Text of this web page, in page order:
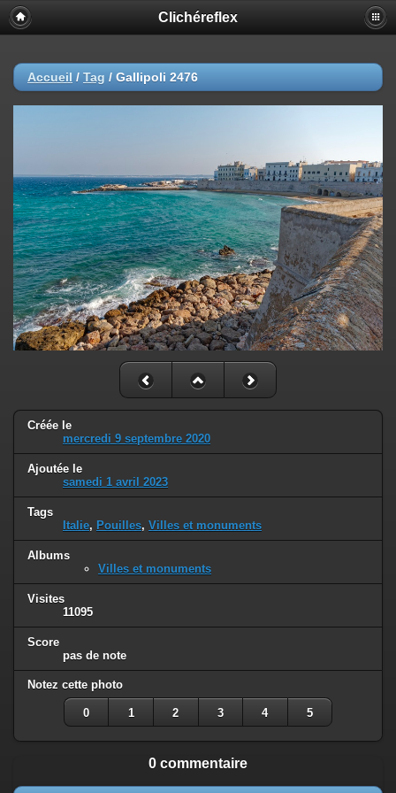
Clichéreflex
Accueil / Tag / Gallipoli 2476
Créée le
mercredi 9 septembre 2020
Ajoutée le
samedi 1 avril 2023
Tags
Italie, Pouilles, Villes et monuments
Albums
Villes et monuments
Visites
11095
Score
pas de note
Notez cette photo
0 1 2 3 4 5
0 commentaire